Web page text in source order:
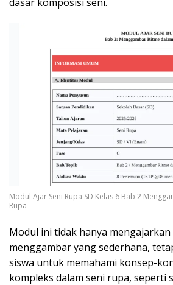
Modul Ajar Seni Rupa SD Kelas 6 Bab 2
Rupa
Modul ini tidak hanya
menggambar yang sederhana,
siswa untuk memahami konsep-
kompleks dalam seni rupa, seperti